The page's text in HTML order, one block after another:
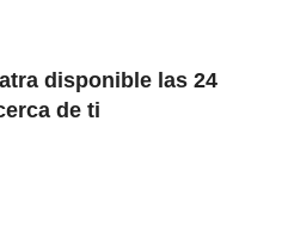
disponible las 24
de ti